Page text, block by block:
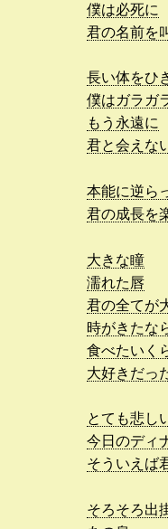
僕は必死に
君の名前を
長い体をひ
僕はガラガ
もう永遠に
君と会えな
本能に逆ら
君の成長を
大きな瞳
濡れた唇
君の全てが
時がきたな
食べたいく
大好きだっ
とても悲し
今日のディ
そういえば
そろそろ出